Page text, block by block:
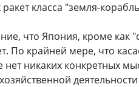
класса "земля-
что Япония, кроме как
По крайней мере, что
никаких конкретных